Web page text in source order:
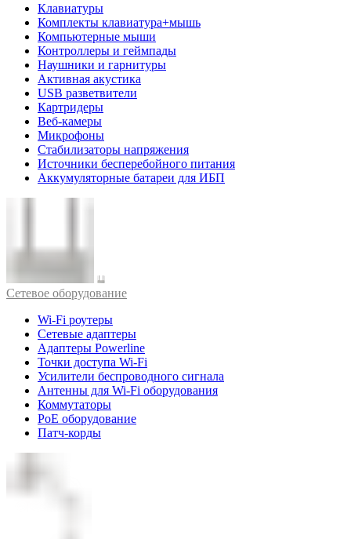
Клавиатуры
Комплекты клавиатура+мышь
Компьютерные мыши
Контроллеры и геймпады
Наушники и гарнитуры
Активная акустика
USB разветвители
Картридеры
Веб-камеры
Микрофоны
Стабилизаторы напряжения
Источники бесперебойного питания
Аккумуляторные батареи для ИБП
Cетевое оборудование
Wi-Fi роутеры
Сетевые адаптеры
Адаптеры Powerline
Точки доступа Wi-Fi
Усилители беспроводного сигнала
Антенны для Wi-Fi оборудования
Коммутаторы
PoE оборудование
Патч-корды